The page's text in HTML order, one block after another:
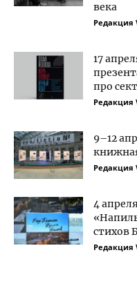
века
Редакция
17
про
Редакция
9–12
Редакция
4
стихов
Редакция